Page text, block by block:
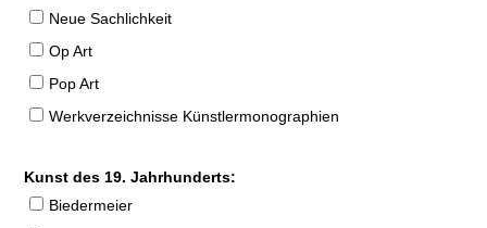
Neue Sachlichkeit
Op Art
Pop Art
Werkverzeichnisse Künstlermonographien
Kunst des 19. Jahrhunderts:
Biedermeier